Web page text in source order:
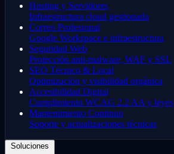
Hosting y Servidores
Infraestructura cloud gestionada
Correo Profesional
Google Workspace e infraestructura
Seguridad Web
Protección anti-malware, WAF y SSL
SEO Técnico & Local
Optimización y visibilidad orgánica
Accesibilidad Digital
Cumplimiento WCAG 2.2 AA y leyes
Mantenimiento Continuo
Soporte y actualizaciones técnicas